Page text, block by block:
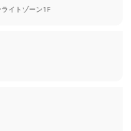
イトゾーン1F